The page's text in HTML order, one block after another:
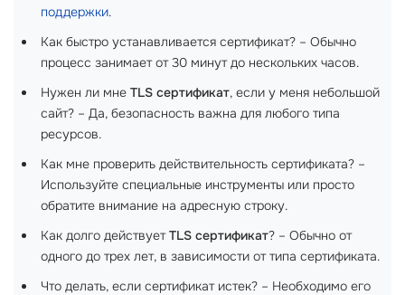
поддержки.
Как быстро устанавливается сертификат? – Обычно
процесс занимает от 30 минут до нескольких часов.
Нужен ли мне TLS сертификат, если у меня небольшой
сайт? – Да, безопасность важна для любого типа
ресурсов.
Как мне проверить действительность сертификата? –
Используйте специальные инструменты или просто
обратите внимание на адресную строку.
Как долго действуетTLS сертификат? – Обычно от
одного до трех лет, в зависимости от типа сертификата.
Что делать, если сертификат истек? – Необходимо его